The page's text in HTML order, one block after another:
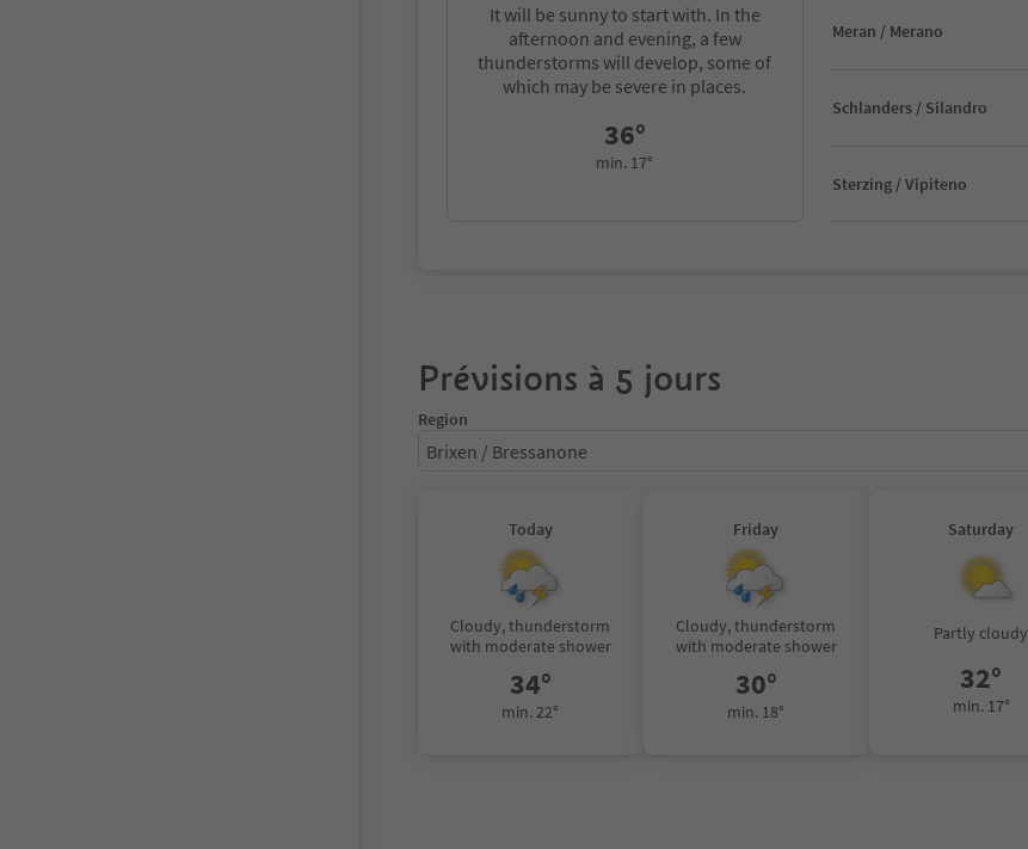
It will be sunny to start with. In the
afternoon and evening, a few
thunderstorms will develop, some of
which may be severe in places.
36°
min. 17°
Meran / Merano
Schlanders / Silandro
Sterzing / Vipiteno
Prévisions à 5 jours
Region
Brixen / Bressanone
Today
Cloudy, thunderstorm
with moderate shower
34°
min. 22°
Friday
Cloudy, thunderstorm
with moderate shower
30°
min. 18°
Saturday
Partly cloudy
32°
min. 17°